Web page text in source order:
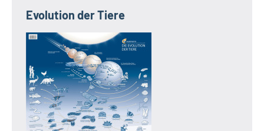
Evolution der Tiere